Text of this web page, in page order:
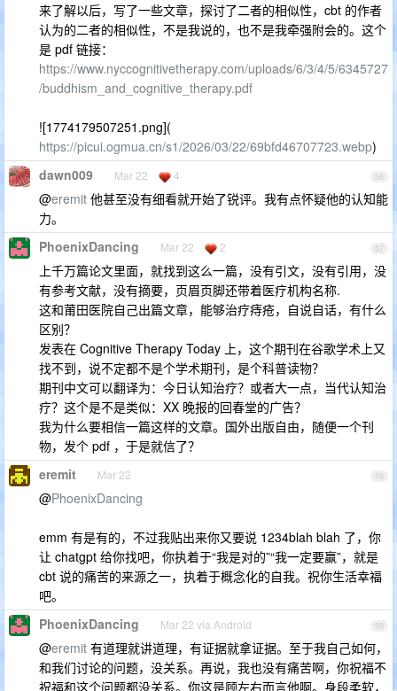
来了解以后，写了一些文章，探讨了二者的相似性，cbt 的作者
认为的二者的相似性，不是我说的，也不是我牵强附会的。这个
是 pdf 链接：
https://www.nyccognitivetherapy.com/uploads/6/3/4/5/6345727
/buddhism_and_cognitive_therapy.pdf
![1774179507251.png](
https://picui.ogmua.cn/s1/2026/03/22/69bfd46707723.webp)
56
dawn009 Mar 22 4
@eremit 他甚至没有细看就开始了锐评。我有点怀疑他的认知能
力。
57
PhoenixDancing Mar 22 2
上千万篇论文里面，就找到这么一篇，没有引文，没有引用，没
有参考文献，没有摘要，页眉页脚还带着医疗机构名称.
这和莆田医院自己出篇文章，能够治疗痔疮，自说自话，有什么
区别？
发表在 Cognitive Therapy Today 上，这个期刊在谷歌学术上又
找不到，说不定都不是个学术期刊，是个科普读物？
期刊中文可以翻译为：今日认知治疗？或者大一点，当代认知治
疗？这个是不是类似：XX 晚报的回春堂的广告？
我为什么要相信一篇这样的文章。国外出版自由，随便一个刊
物，发个 pdf ，于是就信了？
58
eremit Mar 22
@PhoenixDancing
emm 有是有的，不过我贴出来你又要说 1234blah blah 了，你
让 chatgpt 给你找吧，你执着于“我是对的”“我一定要赢”，就是
cbt 说的痛苦的来源之一，执着于概念化的自我。祝你生活幸福
吧。
59
PhoenixDancing Mar 22 via Android
@eremit 有道理就讲道理，有证据就拿证据。至于我自己如何，
和我们讨论的问题，没关系。再说，我也没有痛苦啊，你祝福不
祝福和这个问题都没关系。你这是顾左右而言他啊。身段柔软，